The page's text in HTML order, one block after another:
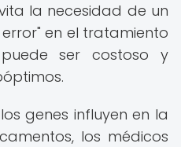
la necesidad de un
en el tratamiento
ser costoso y
genes influyen en la
los médicos